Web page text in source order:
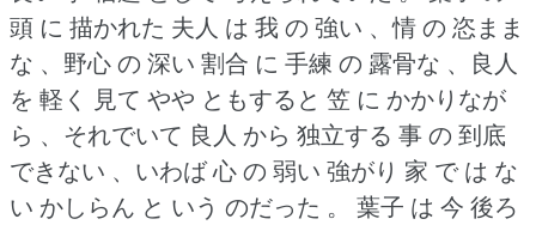
頭 に 描かれた 夫人 は 我 の 強い 、情 の 恣まま
な 、野心 の 深い 割合 に 手練 の 露骨な 、良人
を 軽く 見て やや ともすると 笠 に かかりなが
ら 、それでいて 良人 から 独立する 事 の 到底
できない 、いわば 心 の 弱い 強がり 家 で は な
い かしらん と いう のだった 。
葉子 は 今 後ろ